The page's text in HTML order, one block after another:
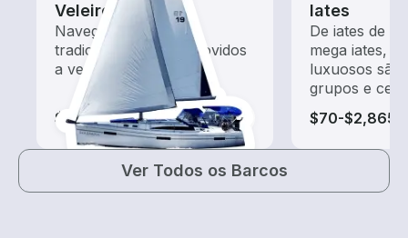
Veleiros
Navegue com estes
tradicionais barcos movidos
a vento
$145-$965
Iates
De iates de
mega iates,
luxuosos são
grupos e
$70-$2,865
Ver Todos os Barcos